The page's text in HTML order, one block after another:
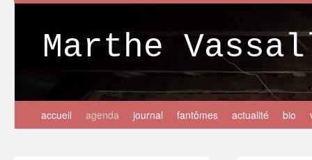
Marthe
accueil agenda journal fantômes actualité bio